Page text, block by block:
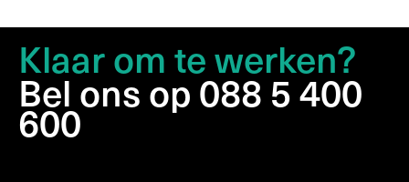
Klaar om te werken?
Bel ons op 088 5 400
600